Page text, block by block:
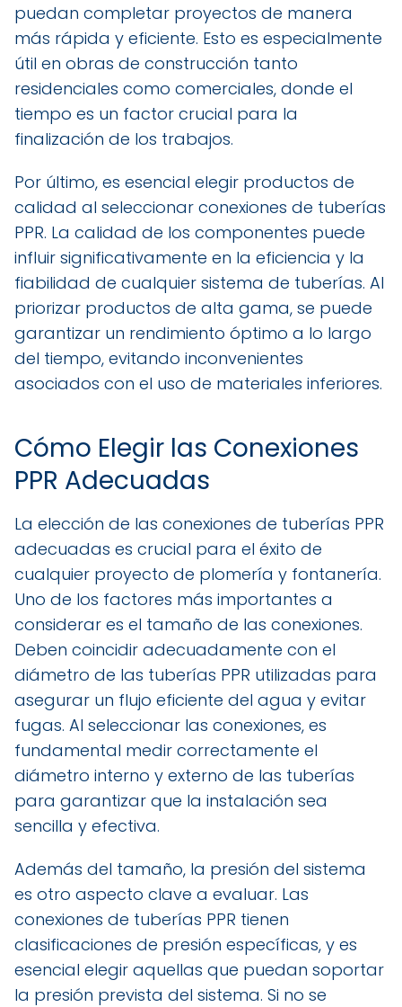
puedan completar proyectos de manera
más rápida y eficiente. Esto es especialmente
útil en obras de construcción tanto
residenciales como comerciales, donde el
tiempo es un factor crucial para la
finalización de los trabajos.
Por último, es esencial elegir productos de
calidad al seleccionar conexiones de tuberías
PPR. La calidad de los componentes puede
influir significativamente en la eficiencia y la
fiabilidad de cualquier sistema de tuberías. Al
priorizar productos de alta gama, se puede
garantizar un rendimiento óptimo a lo largo
del tiempo, evitando inconvenientes
asociados con el uso de materiales inferiores.
Cómo Elegir las Conexiones
PPR Adecuadas
La elección de las conexiones de tuberías PPR
adecuadas es crucial para el éxito de
cualquier proyecto de plomería y fontanería.
Uno de los factores más importantes a
considerar es el tamaño de las conexiones.
Deben coincidir adecuadamente con el
diámetro de las tuberías PPR utilizadas para
asegurar un flujo eficiente del agua y evitar
fugas. Al seleccionar las conexiones, es
fundamental medir correctamente el
diámetro interno y externo de las tuberías
para garantizar que la instalación sea
sencilla y efectiva.
Además del tamaño, la presión del sistema
es otro aspecto clave a evaluar. Las
conexiones de tuberías PPR tienen
clasificaciones de presión específicas, y es
esencial elegir aquellas que puedan soportar
la presión prevista del sistema. Si no se